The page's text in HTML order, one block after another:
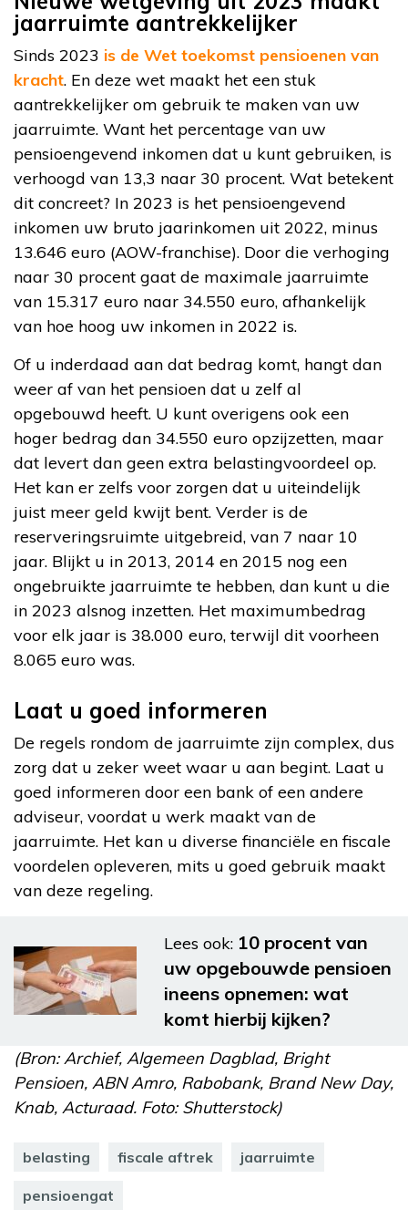
jaarruimte aantrekkelijker
Sinds 2023 is de Wet toekomst pensioenen van
kracht. En deze wet maakt het een stuk
aantrekkelijker om gebruik te maken van uw
jaarruimte. Want het percentage van uw
pensioengevend inkomen dat u kunt gebruiken, is
verhoogd van 13,3 naar 30 procent. Wat betekent
dit concreet? In 2023 is het pensioengevend
inkomen uw bruto jaarinkomen uit 2022, minus
13.646 euro (AOW-franchise). Door die verhoging
naar 30 procent gaat de maximale jaarruimte
van 15.317 euro naar 34.550 euro, afhankelijk
van hoe hoog uw inkomen in 2022 is.
Of u inderdaad aan dat bedrag komt, hangt dan
weer af van het pensioen dat u zelf al
opgebouwd heeft. U kunt overigens ook een
hoger bedrag dan 34.550 euro opzijzetten, maar
dat levert dan geen extra belastingvoordeel op.
Het kan er zelfs voor zorgen dat u uiteindelijk
juist meer geld kwijt bent. Verder is de
reserveringsruimte uitgebreid, van 7 naar 10
jaar. Blijkt u in 2013, 2014 en 2015 nog een
ongebruikte jaarruimte te hebben, dan kunt u die
in 2023 alsnog inzetten. Het maximumbedrag
voor elk jaar is 38.000 euro, terwijl dit voorheen
8.065 euro was.
Laat u goed informeren
De regels rondom de jaarruimte zijn complex, dus
zorg dat u zeker weet waar u aan begint. Laat u
goed informeren door een bank of een andere
adviseur, voordat u werk maakt van de
jaarruimte. Het kan u diverse financiële en fiscale
voordelen opleveren, mits u goed gebruik maakt
van deze regeling.
Lees ook: 10 procent van
uw opgebouwde pensioen
ineens opnemen: wat
komt hierbij kijken?
(Bron: Archief, Algemeen Dagblad, Bright
Pensioen, ABN Amro, Rabobank, Brand New Day,
Knab, Acturaad. Foto: Shutterstock)
belasting fiscale aftrek jaarruimte
pensioengat